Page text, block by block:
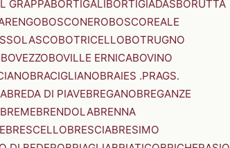
GRAPPABORTIGALIBORTIGIADASBORUTTA
BOSCONEROBOSCOREALE
BOTRICELLOBOTRUGNO
BOVEZZOBOVILLE ERNICABOVINO
BRACIGLIANOBRAIES .PRAGS.
BREDA DI PIAVEBREGANOBREGANZE
BREMEBRENDOLABRENNA
BRESCELLOBRESCIABRESIMO